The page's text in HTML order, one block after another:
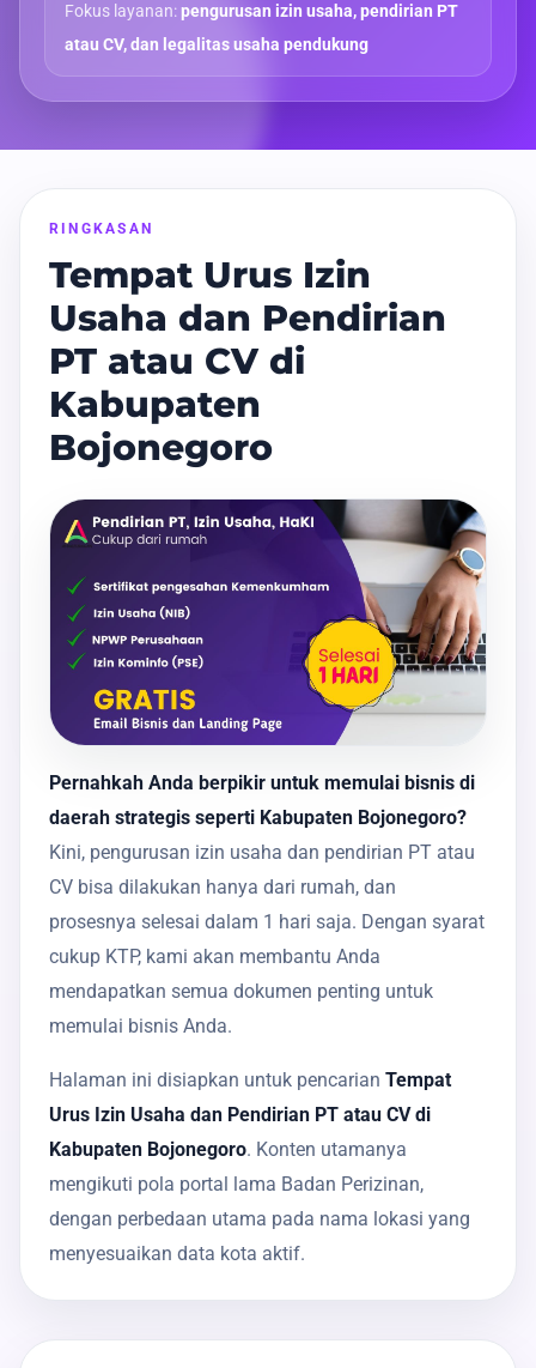
Fokus layanan:pengurusan izin usaha, pendirian PT
atau CV, dan legalitas usaha pendukung
RINGKASAN
Tempat Urus Izin
Usaha dan Pendirian
PT atau CV di
Kabupaten
Bojonegoro
Pernahkah Anda berpikir untuk memulai bisnis di
daerah strategis seperti Kabupaten Bojonegoro?
Kini, pengurusan izin usaha dan pendirian PT atau
CV bisa dilakukan hanya dari rumah, dan
prosesnya selesai dalam 1 hari saja. Dengan syarat
cukup KTP, kami akan membantu Anda
mendapatkan semua dokumen penting untuk
memulai bisnis Anda.
Halaman ini disiapkan untuk pencarian Tempat
Urus Izin Usaha dan Pendirian PT atau CV di
Kabupaten Bojonegoro. Konten utamanya
mengikuti pola portal lama Badan Perizinan,
dengan perbedaan utama pada nama lokasi yang
menyesuaikan data kota aktif.